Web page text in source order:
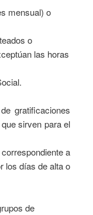
mensual) o
o
las horas
gratificaciones
sirven para el
a
los días de alta o
de